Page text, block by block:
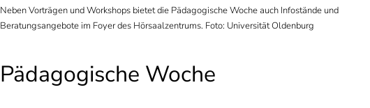
Neben Vorträgen und Workshops bietet die Pädagogische Woche auch Infostände und
Beratungsangebote im Foyer des Hörsaalzentrums. Foto: Universität Oldenburg
Pädagogische Woche